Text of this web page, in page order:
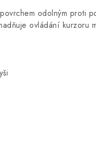
odolným proti
ovládání kurzoru